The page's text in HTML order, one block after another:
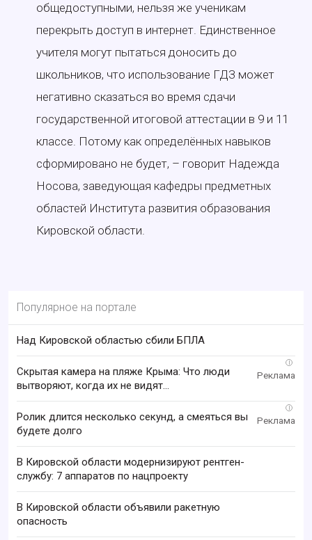
общедоступными, нельзя же ученикам
перекрыть доступ в интернет. Единственное
учителя могут пытаться доносить до
школьников, что использование ГДЗ может
негативно сказаться во время сдачи
государственной итоговой аттестации в 9 и 11
классе. Потому как определённых навыков
сформировано не будет, – говорит Надежда
Носова, заведующая кафедры предметных
областей Института развития образования
Кировской области.
Популярное на портале
Над Кировской областью сбили БПЛА
i
Скрытая камера на пляже Крыма: Что люди
вытворяют, когда их не видят...
i
Ролик длится несколько секунд, а смеяться вы
будете долго
В Кировской области модернизируют рентген-
службу: 7 аппаратов по нацпроекту
В Кировской области объявили ракетную
опасность